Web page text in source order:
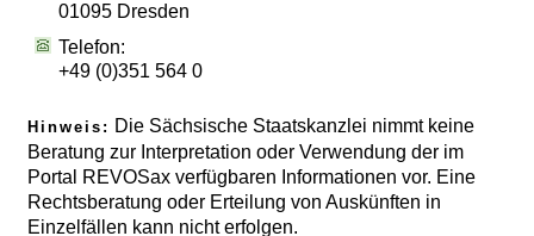
01095 Dresden
Telefon:
+49 (0)351 564 0
Hinweis: Die Sächsische Staatskanzlei nimmt keine
Beratung zur Interpretation oder Verwendung der im
Portal REVOSax verfügbaren Informationen vor. Eine
Rechtsberatung oder Erteilung von Auskünften in
Einzelfällen kann nicht erfolgen.